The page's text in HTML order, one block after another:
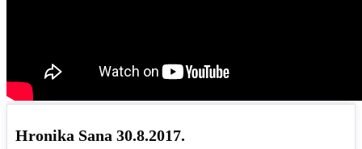
Hronika Sana 30.8.2017.